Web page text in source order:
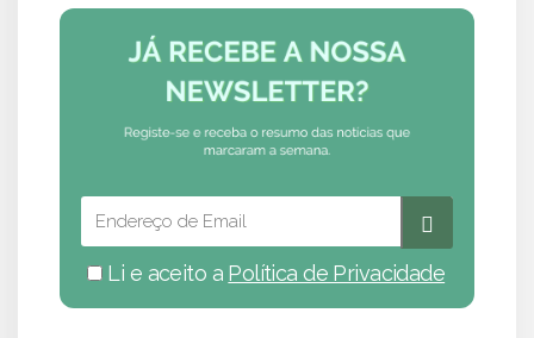
Li e aceito a Política de Privacidade